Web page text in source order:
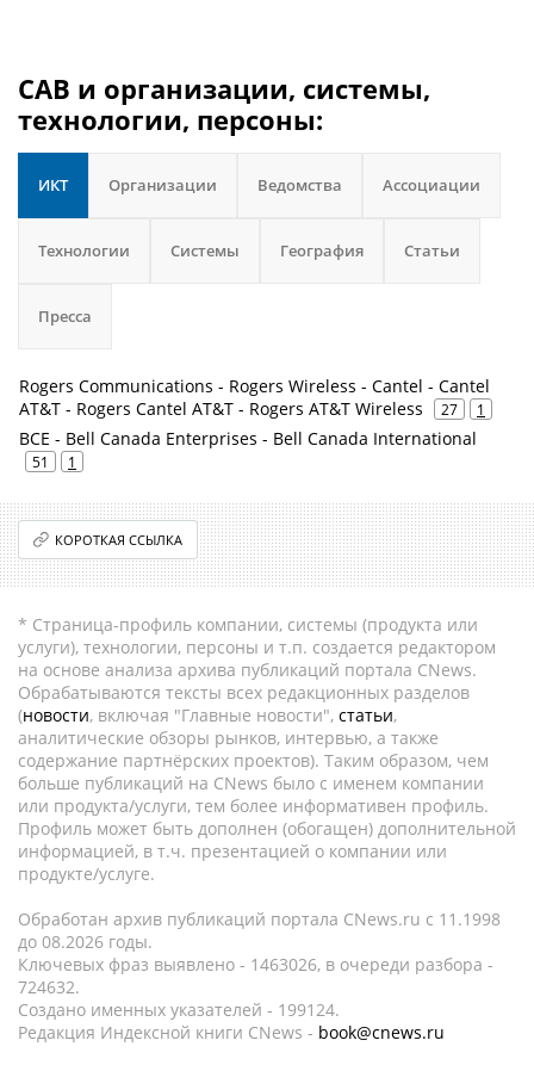
CAB и организации, системы,
технологии, персоны:
ИКТ Организации Ведомства Ассоциации
Технологии Системы География Статьи
Пресса
Rogers Communications - Rogers Wireless - Cantel - Cantel
AT&T - Rogers Cantel AT&T - Rogers AT&T Wireless
27 1
BCE - Bell Canada Enterprises - Bell Canada International
51 1
КОРОТКАЯ ССЫЛКА
* Страница-профиль компании, системы (продукта или
услуги), технологии, персоны и т.п. создается редактором
на основе анализа архива публикаций портала CNews.
Обрабатываются тексты всех редакционных разделов
(новости, включая "Главные новости", статьи,
аналитические обзоры рынков, интервью, а также
содержание партнёрских проектов). Таким образом, чем
больше публикаций на CNews было с именем компании
или продукта/услуги, тем более информативен профиль.
Профиль может быть дополнен (обогащен) дополнительной
информацией, в т.ч. презентацией о компании или
продукте/услуге.
Обработан архив публикаций портала CNews.ru c 11.1998
до 08.2026 годы.
Ключевых фраз выявлено - 1463026, в очереди разбора -
724632.
Создано именных указателей - 199124.
Редакция Индексной книги CNews - book@cnews.ru